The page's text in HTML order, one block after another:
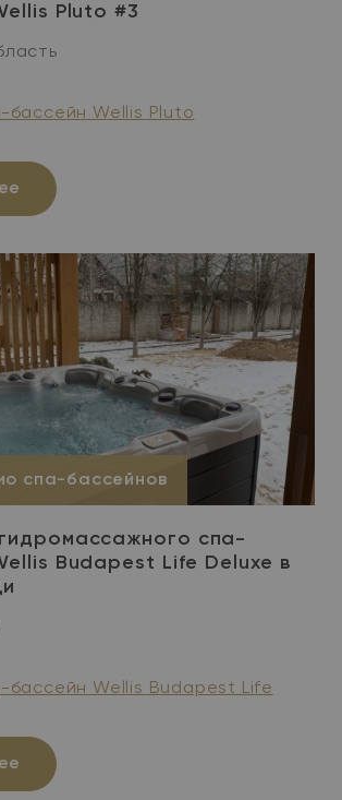
Pluto #3
бассейн Wellis Pluto
спа-бассейнов
спа-
Budapest Life Deluxe в
бассейн Wellis Budapest Life